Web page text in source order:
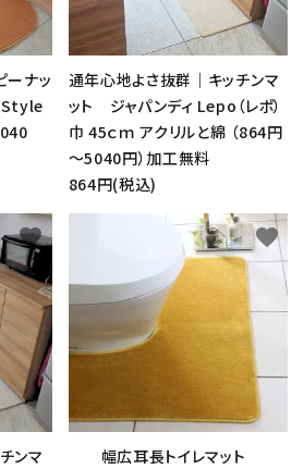
ーナッ
通年心地よさ抜群｜キッチンマ
ット ジャパンディ Lepo（レポ）
巾 45ｃｍ アクリルと綿 （864円
～5040円）加工無料
864円(税込)
ンマ
favorite
幅広耳長トイレマット
favorite